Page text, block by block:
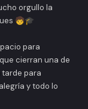
orgullo la
🧒🎓
para
cierran una de
tarde para
y todo lo